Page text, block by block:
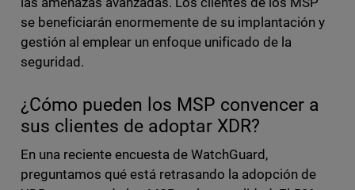
se beneficiarán enormemente de su implantación y
gestión al emplear un enfoque unificado de la
seguridad.
¿Cómo pueden los MSP convencer a
sus clientes de adoptar XDR?
En una reciente encuesta de WatchGuard,
preguntamos qué está retrasando la adopción de